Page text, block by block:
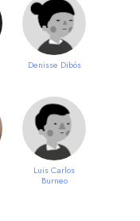
Denisse Dibós
Luis Carlos
Burneo